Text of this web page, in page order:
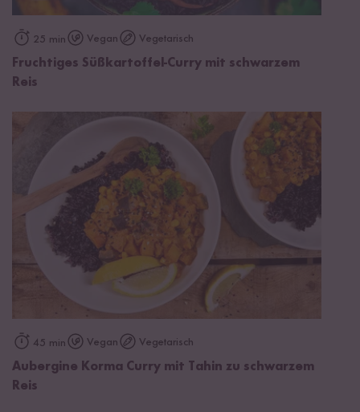
25 min Vegan Vegetarisch
Fruchtiges Süßkartoffel-Curry mit schwarzem
Reis
45 min Vegan Vegetarisch
Aubergine Korma Curry mit Tahin zu schwarzem
Reis